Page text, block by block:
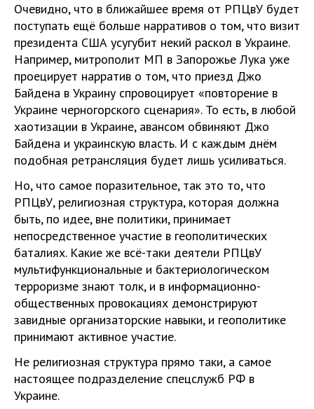
Очевидно, что в ближайшее время от РПЦвУ будет
поступать ещё больше нарративов о том, что визит
президента США усугубит некий раскол в Украине.
Например, митрополит МП в Запорожье Лука уже
проецирует нарратив о том, что приезд Джо
Байдена в Украину спровоцирует «повторение в
Украине черногорского сценария». То есть, в любой
хаотизации в Украине, авансом обвиняют Джо
Байдена и украинскую власть. И с каждым днём
подобная ретрансляция будет лишь усиливаться.
Но, что самое поразительное, так это то, что
РПЦвУ, религиозная структура, которая должна
быть, по идее, вне политики, принимает
непосредственное участие в геополитических
баталиях. Какие же всё-таки деятели РПЦвУ
мультифункциональные и бактериологическом
терроризме знают толк, и в информационно-
общественных провокациях демонстрируют
завидные организаторские навыки, и геополитике
принимают активное участие.
Не религиозная структура прямо таки, а самое
настоящее подразделение спецслужб РФ в
Украине.